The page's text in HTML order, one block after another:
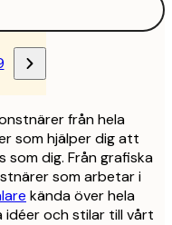
från hela
som hjälper dig att
som dig. Från grafiska
som arbetar i
kända över hela
och stilar till vårt